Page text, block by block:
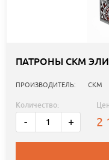
ПАТРОНЫ СКМ
ПРОИЗВОДИТЕЛЬ: СКМ
Количество:
- + 2